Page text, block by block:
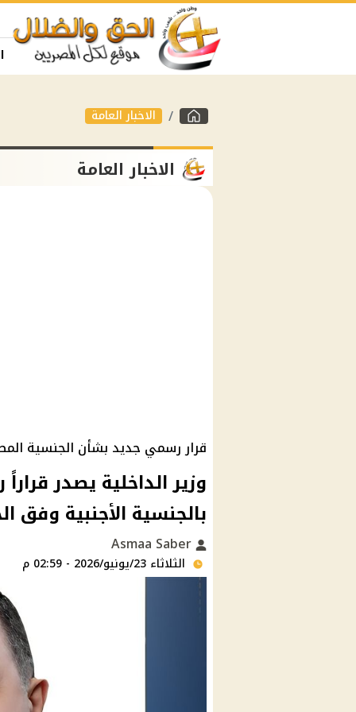
الاخبار العامة
الاخبار العامة
قرار رسمي جديد بشأن الجنسية
بالجنسية الأجنبية وفق
الثلاثاء 23/يونيو/2026 - 02:59 م